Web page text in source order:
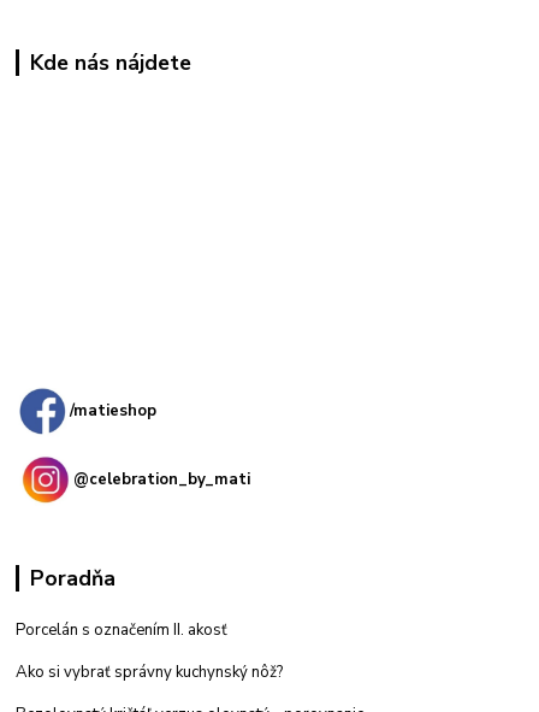
Kde nás nájdete
/matieshop
@celebration_by_mati
Poradňa
Porcelán s označením II. akosť
Ako si vybrať správny kuchynský nôž?